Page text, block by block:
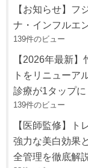
【お知らせ】フ
ナ・インフルエ
139件のビュー
【2026年最新
トをリニューア
診療が1タップに
139件のビュー
【医師監修】ト
強力な美白効果
全管理を徹底解